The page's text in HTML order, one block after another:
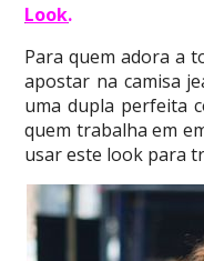
Look.
Para quem adora a
apostar na camisa
uma dupla perfeita
quem trabalha em
usar este look para